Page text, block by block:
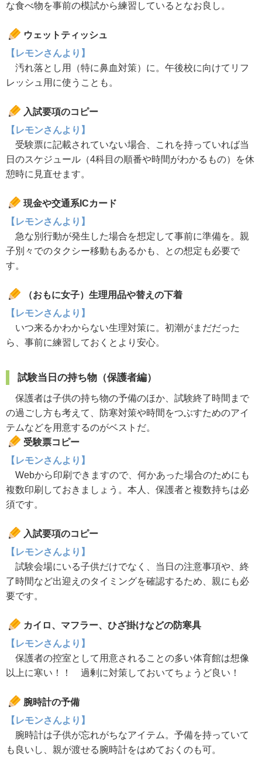
な食べ物を事前の模試から練習しているとなお良し。
ウェットティッシュ
【レモンさんより】
汚れ落とし用（特に鼻血対策）に。午後校に向けてリフ
レッシュ用に使うことも。
入試要項のコピー
【レモンさんより】
受験票に記載されていない場合、これを持っていれば当
日のスケジュール（4科目の順番や時間がわかるもの）を休
憩時に見直せます。
現金や交通系ICカード
【レモンさんより】
急な別行動が発生した場合を想定して事前に準備を。親
子別々でのタクシー移動もあるかも、との想定も必要で
す。
（おもに女子）生理用品や替えの下着
【レモンさんより】
いつ来るかわからない生理対策に。初潮がまだだった
ら、事前に練習しておくとより安心。
試験当日の持ち物（保護者編）
保護者は子供の持ち物の予備のほか、試験終了時間まで
の過ごし方も考えて、防寒対策や時間をつぶすためのアイ
テムなどを用意するのがベストだ。
受験票コピー
【レモンさんより】
Webから印刷できますので、何かあった場合のためにも
複数印刷しておきましょう。本人、保護者と複数持ちは必
須です。
入試要項のコピー
【レモンさんより】
試験会場にいる子供だけでなく、当日の注意事項や、終
了時間など出迎えのタイミングを確認するため、親にも必
要です。
カイロ、マフラー、ひざ掛けなどの防寒具
【レモンさんより】
保護者の控室として用意されることの多い体育館は想像
以上に寒い！！ 過剰に対策しておいてちょうど良い！
腕時計の予備
【レモンさんより】
腕時計は子供が忘れがちなアイテム。予備を持っていて
も良いし、親が渡せる腕時計をはめておくのも可。